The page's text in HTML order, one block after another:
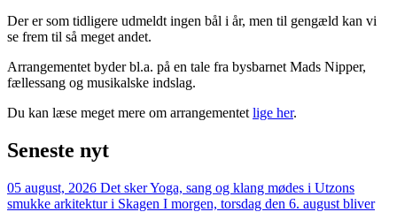
Der er som tidligere udmeldt ingen bål i år, men til gengæld kan vi
se frem til så meget andet.
Arrangementet byder bl.a. på en tale fra bysbarnet Mads Nipper,
fællessang og musikalske indslag.
Du kan læse meget mere om arrangementet lige her.
Seneste nyt
05 august, 2026 Det skerYoga, sang og klang mødes i Utzons
smukke arkitektur i Skagen I morgen, torsdag den 6. august bliver